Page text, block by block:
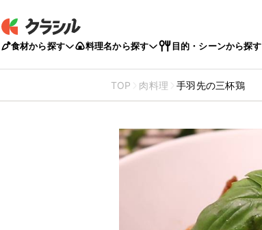
食材から探す 料理名から探す 目的・シーンから探す
TOP 肉料理 手羽先の三杯鶏